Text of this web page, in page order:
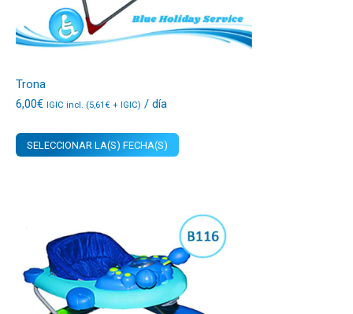
Trona
6,00€ IGIC incl. (5,61 € + IGIC) / día
SELECCIONAR LA(S) FECHA(S)